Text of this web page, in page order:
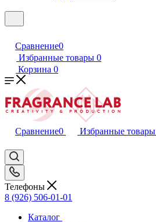
Сравнение0
Избранные товары 0
Корзина 0
Сравнение0 Избранные товары
Телефоны
8 (926) 506-01-01
Каталог